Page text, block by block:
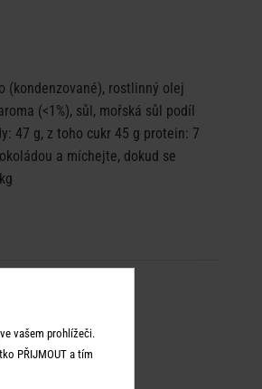
(kondenzované), rostlinný olej
(<1%), sůl, mořská sůl podíl
47 g, z toho cukr 45 g protein: 7
a míchejte, dokud se
vašem prohlížeči.
PŘIJMOUT a tím